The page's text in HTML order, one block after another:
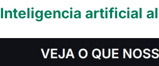
Inteligencia artificial